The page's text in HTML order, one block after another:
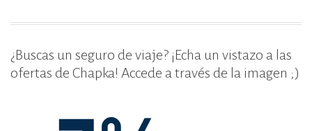
¿Buscas un seguro de viaje? ¡Echa un vistazo a las
ofertas de Chapka! Accede a través de la imagen ;)